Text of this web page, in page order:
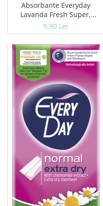
Absorbante Everyday
Lavanda Fresh Super,
10 buc
9,90 Lei